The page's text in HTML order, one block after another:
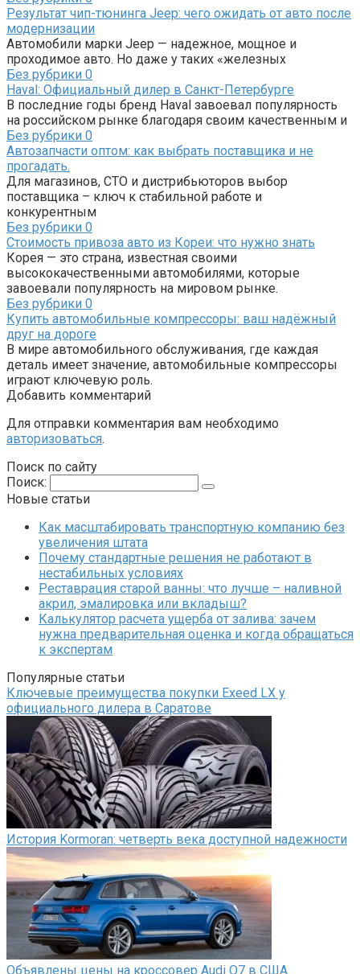
Результат чип-тюнинга Jeep: чего ожидать от авто после
модернизации
Автомобили марки Jeep — надежное, мощное и
проходимое авто. Но даже у таких «железных
Без рубрики 0
Haval: Официальный дилер в Санкт-Петербурге
В последние годы бренд Haval завоевал популярность
на российском рынке благодаря своим качественным и
Без рубрики 0
Автозапчасти оптом: как выбрать поставщика и не
прогадать.
Для магазинов, СТО и дистрибьюторов выбор
поставщика – ключ к стабильной работе и
конкурентным
Без рубрики 0
Стоимость привоза авто из Кореи: что нужно знать
Корея — это страна, известная своими
высококачественными автомобилями, которые
завоевали популярность на мировом рынке.
Без рубрики 0
Купить автомобильные компрессоры: ваш надёжный
друг на дороге
В мире автомобильного обслуживания, где каждая
деталь имеет значение, автомобильные компрессоры
играют ключевую роль.
Добавить комментарий
Для отправки комментария вам необходимо
авторизоваться.
Поиск по сайту
Поиск:
Новые статьи
Как масштабировать транспортную компанию без
увеличения штата
Почему стандартные решения не работают в
нестабильных условиях
Реставрация старой ванны: что лучше – наливной
акрил, эмалировка или вкладыш?
Калькулятор расчета ущерба от залива: зачем
нужна предварительная оценка и когда обращаться
к экспертам
Популярные статьи
Ключевые преимущества покупки Exeed LX у
официального дилера в Саратове
История Kormoran: четверть века доступной надежности
Объявлены цены на кроссовер Audi Q7 в США